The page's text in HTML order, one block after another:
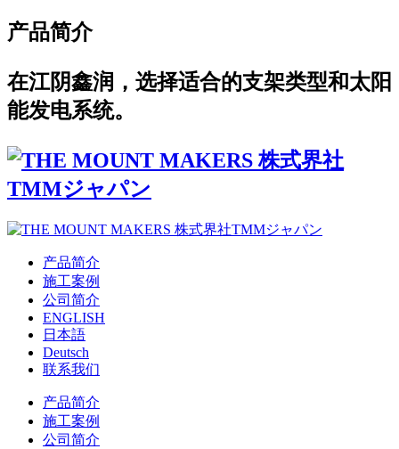
产品简介
在江阴鑫润，选择适合的支架类型和太阳
能发电系统。
产品简介
施工案例
公司简介
ENGLISH
日本語
Deutsch
联系我们
产品简介
施工案例
公司简介